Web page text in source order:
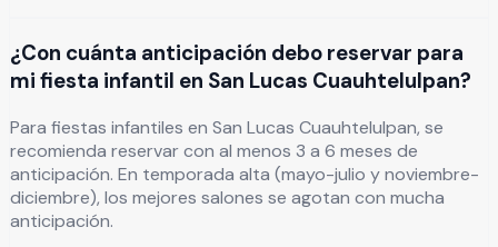
¿Con cuánta anticipación debo reservar para
mi fiesta infantil en San Lucas Cuauhtelulpan?
Para fiestas infantiles en San Lucas Cuauhtelulpan, se
recomienda reservar con al menos 3 a 6 meses de
anticipación. En temporada alta (mayo-julio y noviembre-
diciembre), los mejores salones se agotan con mucha
anticipación.